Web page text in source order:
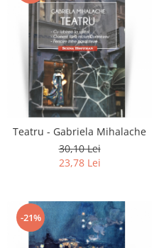
Teatru - Gabriela Mihalache
30,10 Lei
23,78 Lei
-21%